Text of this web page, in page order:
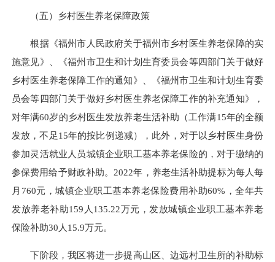
（五）乡村医生养老保障政策
根据《福州市人民政府关于福州市乡村医生养老保障的实
施意见》、《福州市卫生和计划生育委员会等四部门关于做好
乡村医生养老保障工作的通知》、《福州市卫生和计划生育委
员会等四部门关于做好乡村医生养老保障工作的补充通知》，
对年满60岁的乡村医生发放养老生活补助（工作满15年的全额
发放，不足15年的按比例递减），此外，对于以乡村医生身份
参加灵活就业人员城镇企业职工基本养老保险的，对于缴纳的
参保费用给予财政补助。2022年，养老生活补助提标为每人每
月760元，城镇企业职工基本养老保险费用补助60%，全年共
发放养老补助159人135.22万元，发放城镇企业职工基本养老
保险补助30人15.9万元。
下阶段，我区将进一步提高山区、边远村卫生所的补助标